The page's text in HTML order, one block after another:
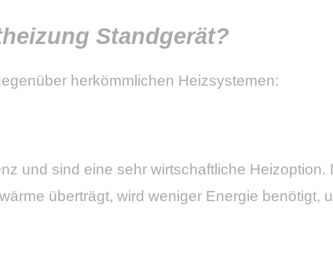
Standgerät?
herkömmlichen Heizsystemen:
und sind eine sehr wirtschaftliche
überträgt, wird weniger Energie benötigt,